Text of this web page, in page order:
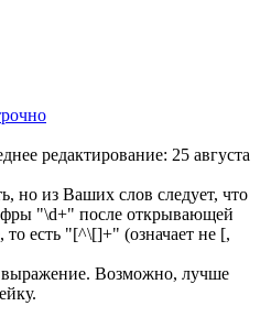
редактирование: 25 августа
но из Ваших слов следует, что
"\d+" после открывающей
есть "[^\[]+" (означает не [,
выражение. Возможно, лучше